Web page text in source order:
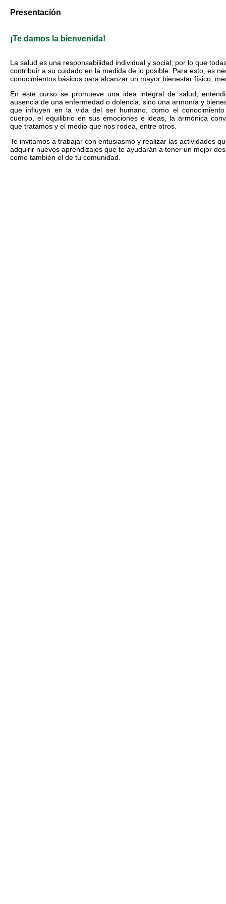
Presentación
¡Te damos la bienvenida!
La salud es una responsabilidad individual y social; por lo que
contribuir a su cuidado en la medida de lo posible. Para esto, es
conocimientos básicos para alcanzar un mayor bienestar físico,
En este curso se promueve una idea integral de salud,
ausencia de una enfermedad o dolencia, sino una armonía y
que influyen en la vida del ser humano; como el
cuerpo, el equilibrio en sus emociones e ideas, la armónica
que tratamos y el medio que nos rodea, entre otros.
Te invitamos a trabajar con entusiasmo y realizar las actividades
adquirir nuevos aprendizajes que te ayudarán a tener un mejor
como también el de tu comunidad.